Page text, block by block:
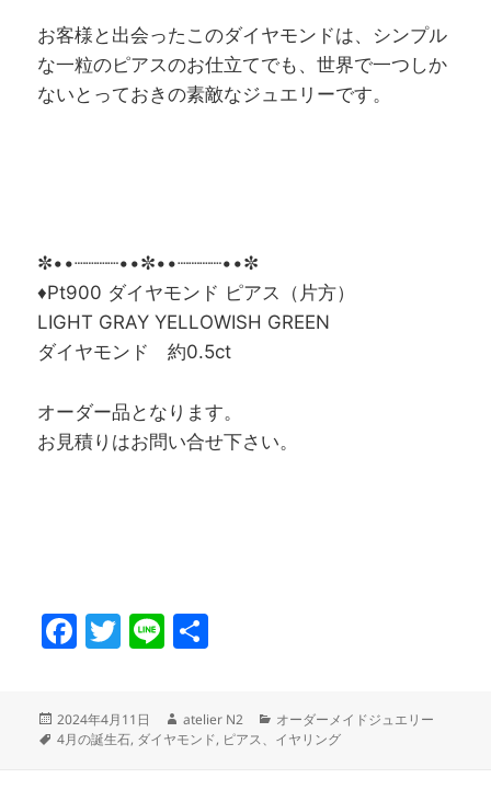
お客様と出会ったこのダイヤモンドは、シンプル
な一粒のピアスのお仕立てでも、世界で一つしか
ないとっておきの素敵なジュエリーです。
✼••┈┈┈┈••✼••┈┈┈┈••✼
♦Pt900 ダイヤモンド ピアス（片方）
LIGHT GRAY YELLOWISH GREEN
ダイヤモンド 約0.5ct
オーダー品となります。
お見積りはお問い合せ下さい。
F
e
T
er
Li
投
稿
2024年4月11日
作
成
atelier N2
カ
テ
オーダーメイドジュエリー
タ
4月の誕生石, ダイヤモンド, ピアス、イヤリング